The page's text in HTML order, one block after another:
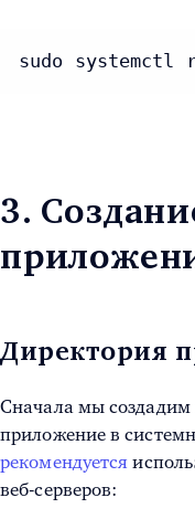
sudo systemctl
3.
Директория
Сначала мы создадим
приложение в
рекомендуется
веб-серверов: